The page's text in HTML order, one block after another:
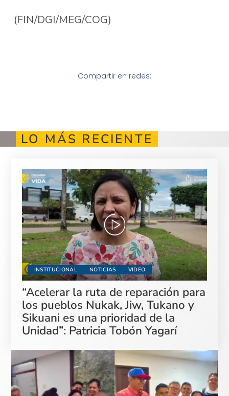
(FIN/DGI/MEG/COG)
Compartir en redes:
LO MÁS RECIENTE
INSTITUCIONAL NOTICIAS VIDEO
“Acelerar la ruta de reparación para
los pueblos Nukak, Jiw, Tukano y
Sikuani es una prioridad de la
Unidad”: Patricia Tobón Yagarí